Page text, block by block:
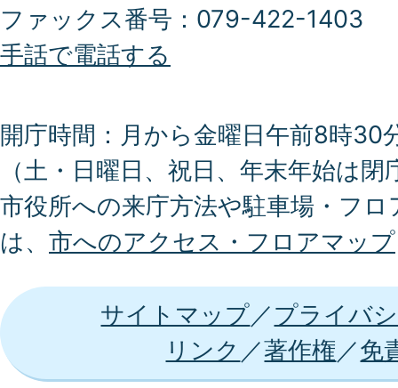
ファックス番号：079-422-1403
手話で電話する
開庁時間：月から金曜日午前8時30
（土・日曜日、祝日、年末年始は閉
市役所への来庁方法や駐車場・フ
は、 市へのアクセス・フロアマップ
サイトマップ
プライバ
リンク
著作権 免